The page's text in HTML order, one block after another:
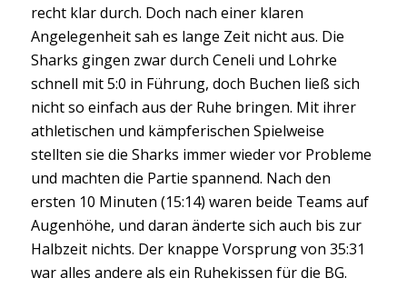
recht klar durch. Doch nach einer klaren
Angelegenheit sah es lange Zeit nicht aus. Die
Sharks gingen zwar durch Ceneli und Lohrke
schnell mit 5:0 in Führung, doch Buchen ließ sich
nicht so einfach aus der Ruhe bringen. Mit ihrer
athletischen und kämpferischen Spielweise
stellten sie die Sharks immer wieder vor Probleme
und machten die Partie spannend. Nach den
ersten 10 Minuten (15:14) waren beide Teams auf
Augenhöhe, und daran änderte sich auch bis zur
Halbzeit nichts. Der knappe Vorsprung von 35:31
war alles andere als ein Ruhekissen für die BG.